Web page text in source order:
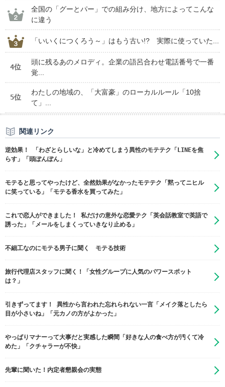
全国の「グーとパー」での組み分け、地方によってこんな
に違う
「いいくにつくろう～」はもう古い!? 実際に使っていた...
4位
頭に残るあのメロディ。企業の語呂合わせ電話番号で一番
覚...
5位
わたしの地域の、「大富豪」のローカルルール「10捨
て」...
関連リンク
逆効果！ 「わざとらしいな」と冷めてしまう異性のモテテク「LINEを焦
らす」「頭ぽんぽん」
モテると思ってやったけど、全然効果がなかったモテテク「黙ってニヒル
に笑っている」「モテる香水を買ってみた」
これで恋人ができました！ 私だけの意外な恋愛テク「英会話教室で英語で
誘った」「メールをしまくっていきなり止める」
不細工なのにモテる男子に聞く モテる技術
旅行代理店スタッフに聞く！「女性グループに人気のパワースポット
は？」
引きずってます！ 異性から言われた忘れられない一言「メイク落としたら
目が小さいね」「元カノの方がよかった」
やっぱりマナーって大事だと実感した瞬間「好きな人の食べ方が汚くて冷
めた」「クチャラーが不快」
先輩に聞いた！内定者懇親会の実態